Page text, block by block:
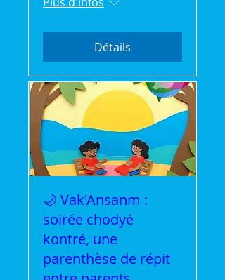
Détails
🌙 Vak'Ansanm :
soirée chodyé
kontré, une
parenthèse de répit